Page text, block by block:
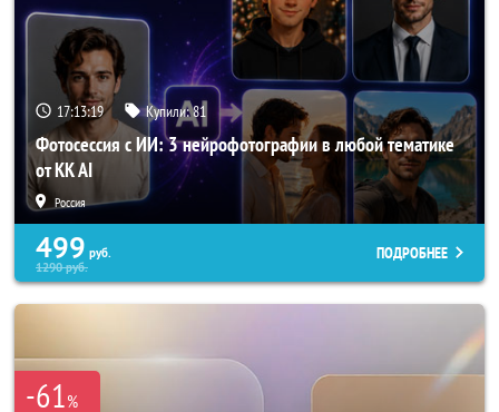
17:13:19 Купили:81
Фотосессия с ИИ: 3 нейрофотографии в любой тематике
от KK AI
Россия
499 руб.
1290руб.
ПОДРОБНЕЕ
-61%